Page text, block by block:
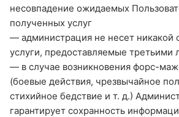
несовпадение ожидаемых
полученных услуг
— администрация не несет никакой
услуги, предоставляемые третьими
— в случае возникновения форс-
(боевые действия, чрезвычайное
стихийное бедствие и т. д.)
гарантирует сохранность